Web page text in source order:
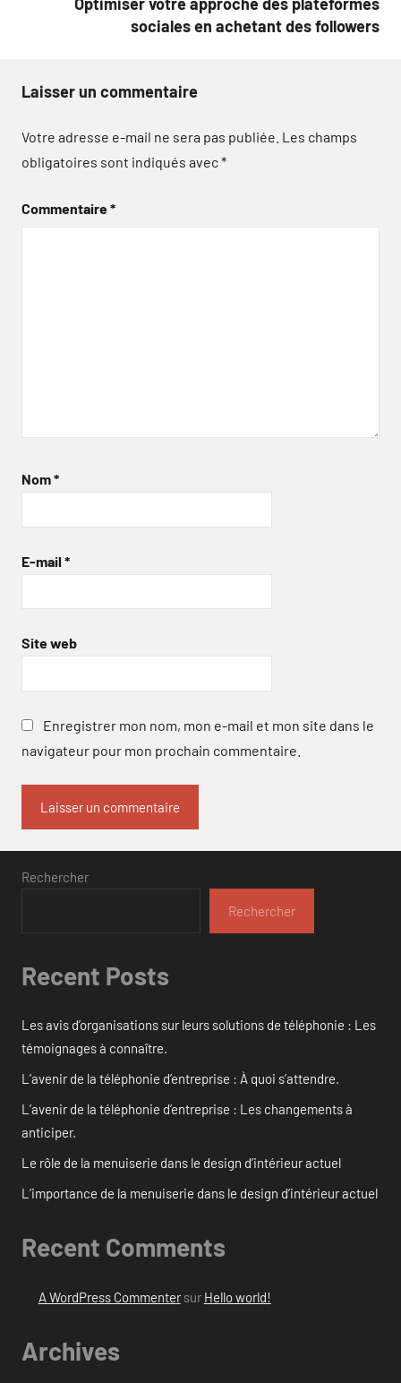
sociales en achetant des followers
Laisser un commentaire
Votre adresse e-mail ne sera pas publiée. Les champs
obligatoires sont indiqués avec*
Commentaire*
Nom*
E-mail *
Site web
Enregistrer mon nom, mon e-mail et mon site dans le
navigateur pour mon prochain commentaire.
Rechercher
Rechercher
Recent Posts
Les avis d’organisations sur leurs solutions de téléphonie : Les
témoignages à connaître.
L’avenir de la téléphonie d’entreprise : À quoi s’attendre.
L’avenir de la téléphonie d’entreprise : Les changements à
anticiper.
Le rôle de la menuiserie dans le design d’intérieur actuel
L’importance de la menuiserie dans le design d’intérieur actuel
Recent Comments
A WordPress Commentersur Hello world!
Archives